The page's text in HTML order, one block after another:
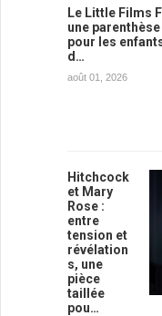
Le Little Films
une
pour les
d…
août 01, 2026
Hitchcock
et Mary
Rose :
entre
tension et
révélation
s, une
pièce
taillée
pou…